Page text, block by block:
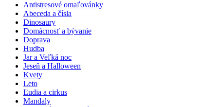
Antistresové omaľovánky
Abeceda a čísla
Dinosaury
Domácnosť a bývanie
Doprava
Hudba
Jar a Veľká noc
Jeseň a Halloween
Kvety
Leto
Ľudia a cirkus
Mandaly